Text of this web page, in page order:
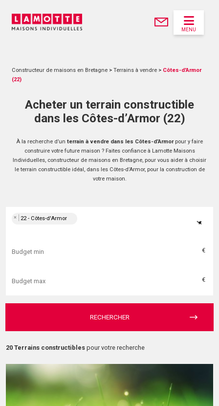
MENU
Constructeur de maisons en Bretagne > Terrains à vendre > Côtes-d'Armor
(22)
Acheter un terrain constructible
dans les Côtes-d’Armor (22)
À la recherche d’un terrain à vendre dans les Côtes-d’Armorpour y faire
construire votre future maison ? Faites confiance à Lamotte Maisons
Individuelles, constructeur de maisons en Bretagne, pour vous aider à choisir
le terrain constructible idéal, dans les Côtes-d’Armor, pour la construction de
votre maison.
×
× 22 - Côtes-d'Armor
€
€
RECHERCHER
20 Terrains constructibles pour votre recherche